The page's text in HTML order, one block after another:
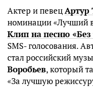
Актер и певецАртур
номинации «Лучший
Клип на песню «Без
SMS- голосования.
стал российский
Воробьев, который
«За лучшую